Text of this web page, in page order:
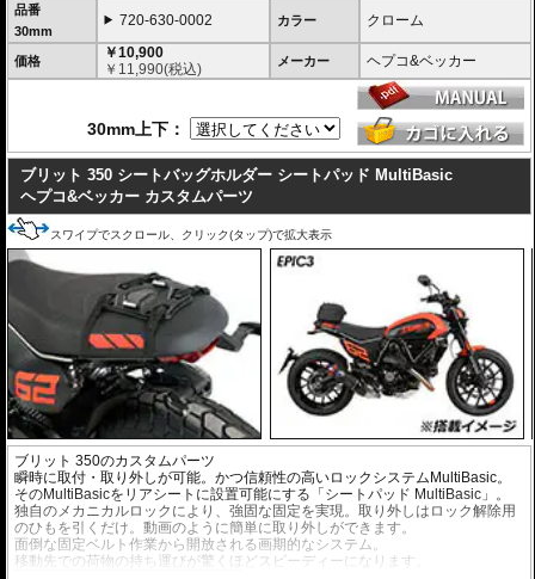
品番
30mm
720-630-0002 カラー クローム
価格
￥10,900
￥ 11,990(税込) メーカー ヘプコ&ベッカー
30mm上下：
ブリット 350 シートバッグホルダー シートパッド MultiBasic
ヘプコ&ベッカー カスタムパーツ
スワイプでスクロール、クリック(タップ)で拡大表示
ブリット 350のカスタムパーツ
瞬時に取付・取り外しが可能。かつ信頼性の高いロックシステムMultiBasic。
そのMultiBasicをリアシートに設置可能にする「シートパッド MultiBasic」。
独自のメカニカルロックにより、強固な固定を実現。取り外しはロック解除用
のひもを引くだけ。動画のように簡単に取り外しができます。
面倒な固定ベルト作業から開放される画期的なシステム。
移動先での荷物の持ち運びが驚くほどスピーディーになります。